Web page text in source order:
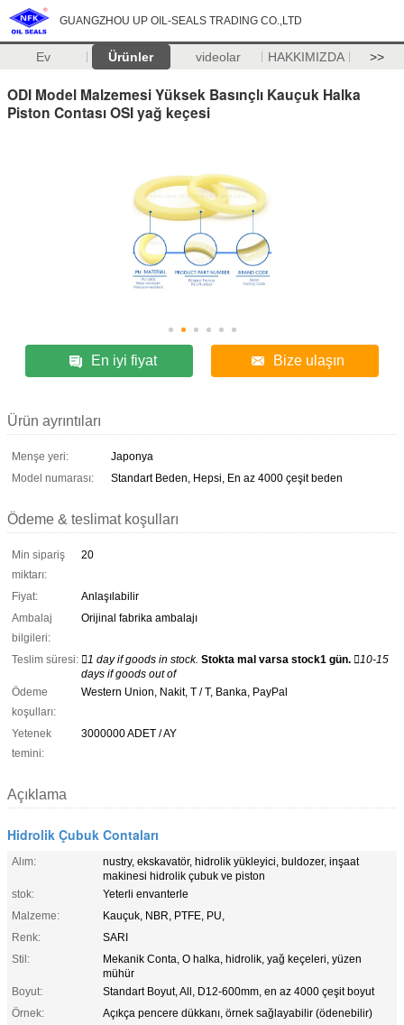
GUANGZHOU UP OIL-SEALS TRADING CO.,LTD
Ev Ürünler videolar HAKKIMIZDA >>
ODI Model Malzemesi Yüksek Basınçlı Kauçuk Halka
Piston Contası OSI yağ keçesi
En iyi fiyat Bize ulaşın
Ürün ayrıntıları
Menşe yeri:
Japonya
Model numarası:
Standart Beden, Hepsi, En az 4000 çeşit beden
Ödeme & teslimat koşulları
Min sipariş
miktarı:
20
Fiyat:
Anlaşılabilir
Ambalaj
bilgileri:
Orijinal fabrika ambalajı
Teslim süresi: 1 day if goods in stock. Stokta mal varsa stock1 gün. 10-15
days if goods out of
Ödeme
koşulları:
Western Union, Nakit, T / T, Banka, PayPal
Yetenek
temini:
3000000 ADET / AY
Açıklama
Hidrolik Çubuk Contaları
Alım:
nustry, ekskavatör, hidrolik yükleyici, buldozer, inşaat
makinesi hidrolik çubuk ve piston
stok:
Yeterli envanterle
Malzeme:
Kauçuk, NBR, PTFE, PU,
Renk:
SARI
Stil:
Mekanik Conta, O halka, hidrolik, yağ keçeleri, yüzen
mühür
Boyut:
Standart Boyut, All, D12-600mm, en az 4000 çeşit boyut
Örnek:
Açıkça pencere dükkanı, örnek sağlayabilir (ödenebilir)